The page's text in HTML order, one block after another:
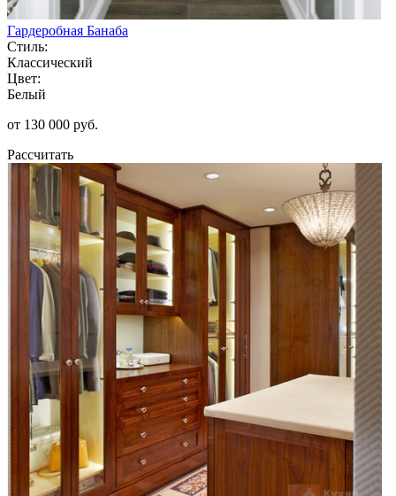
Гардеробная Банаба
Стиль:
Классический
Цвет:
Белый
от 130 000 руб.
Рассчитать